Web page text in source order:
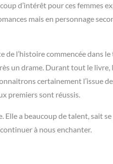
d’intérêt pour ces femmes
mais en personnage
l’histoire commencée dans
un drame. Durant tout le livre,
certainement l’issue
premiers sont réussis.
a beaucoup de talent, sait
à nous enchanter.